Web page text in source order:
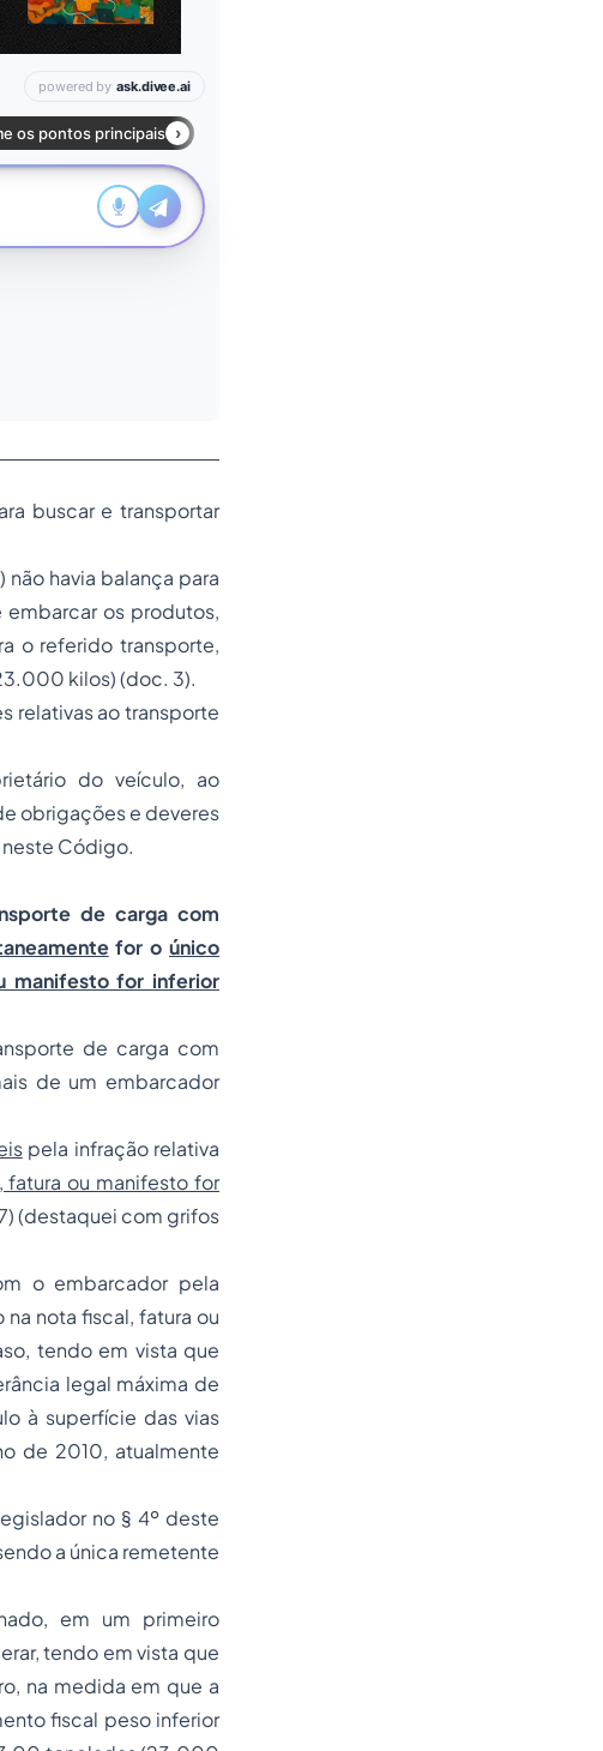
buscar e transportar
havia balança para
os produtos,
o referido transporte,
kilos) (doc. 3).
relativas ao transporte
do veículo, ao
obrigações e deveres
Código.
de carga com
for oúnico
manifesto for inferior
de carga com
de um embarcador
pela infração relativa
fatura ou manifesto for
(destaquei com grifos
o embarcador pela
nota fiscal, fatura ou
tendo em vista que
legal máxima de
à superfície das vias
de 2010, atualmente
no § 4º deste
a única remetente
em um primeiro
tendo em vista que
na medida em que a
fiscal peso inferior